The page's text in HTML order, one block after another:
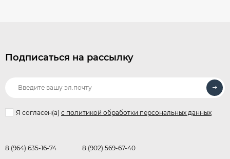
Подписаться на рассылку
Я согласен(a) с политикой обработки персональных данных
8 (964) 635-16-74 8 (902) 569-67-40